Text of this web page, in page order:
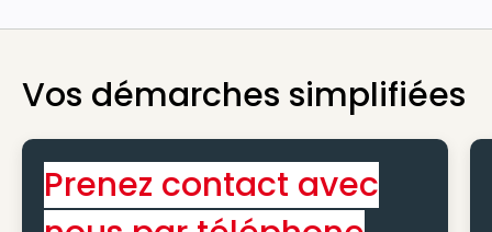
Vos démarches simplifiées
Prenez contact avec